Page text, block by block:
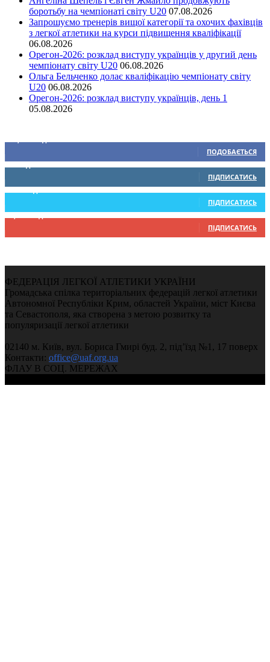
боротьбу на чемпіонаті світу U20 07.08.2026
Запрошуємо тренерів вищої категорії та охочих фахівців
з легкої атлетики на курси підвищення кваліфікації
06.08.2026
Орегон-2026: розклад виступу українців у другий день
чемпіонату світу U20 06.08.2026
Ольга Бельченко долає кваліфікацію чемпіонату світу
U20 06.08.2026
Орегон-2026: розклад виступу українців, день 1
05.08.2026
ПОДОБАЄТЬСЯ
0 Підписників
ПІДПИСАТИСЬ
234 Підписників
ПІДПИСАТИСЬ
9,370 Підписників
ПІДПИСАТИСЬ
ФЕДЕРАЦІЯ ЛЕГКОЇ АТЛЕТИКИ УКРАЇНИ
Громадська спілка територіальних федерацій легкої атлетики
Автономної Республіки Крим, областей України, міст Києва
та Севастополя, яка створена з метою розвитку та
популяризації легкої атлетики
02140 м. Київ, вул. Бориса Гмирі буд. 2, під’їзд №1, 17 поверх
Контакти: office@uaf.org.ua
ФЛАУ В СОЦ. МЕРЕЖАХ